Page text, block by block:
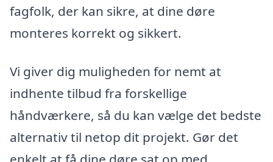
fagfolk, der kan sikre, at dine døre
monteres korrekt og sikkert.
Vi giver dig muligheden for nemt at
indhente tilbud fra forskellige
håndværkere, så du kan vælge det bedste
alternativ til netop dit projekt. Gør det